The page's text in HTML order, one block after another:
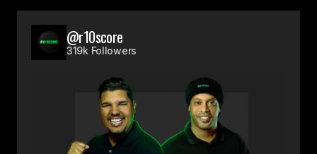
@r10score
319k Followers